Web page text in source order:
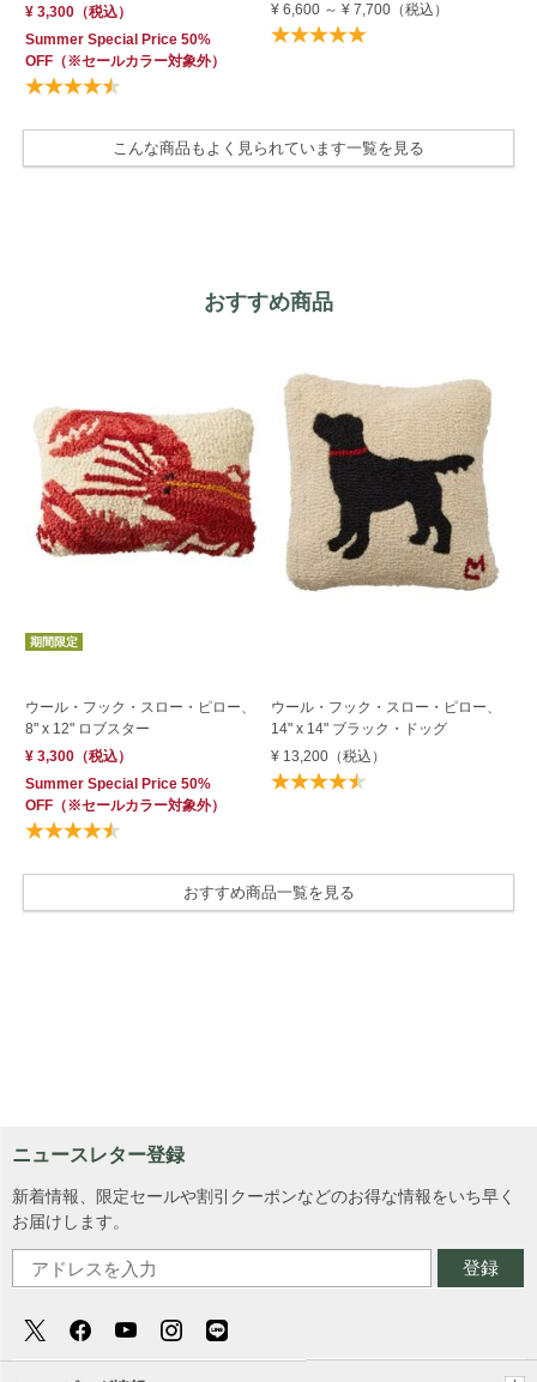
¥ 3,300（税込）
Summer Special Price 50%
OFF（※セールカラー対象外）
¥ 6,600 ～ ¥ 7,700 （税込）
こんな商品もよく見られています一覧を見る
おすすめ商品
期間限定
ウール・フック・スロー・ピロー、
8" x 12" ロブスター
¥ 3,300（税込）
Summer Special Price 50%
OFF（※セールカラー対象外）
ウール・フック・スロー・ピロー、
14" x 14" ブラック・ドッグ
¥ 13,200 （税込）
おすすめ商品一覧を見る
ニュースレター登録
新着情報、限定セールや割引クーポンなどのお得な情報をいち早く
お届けします。
登録